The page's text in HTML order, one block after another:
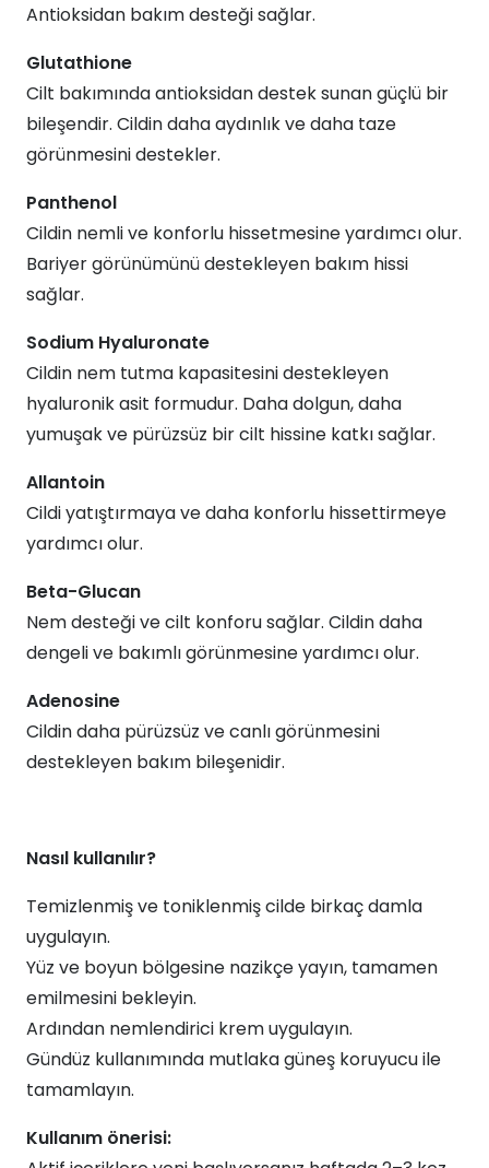
Antioksidan bakım desteği sağlar.
Glutathione
Cilt bakımında antioksidan destek sunan güçlü bir
bileşendir. Cildin daha aydınlık ve daha taze
görünmesini destekler.
Panthenol
Cildin nemli ve konforlu hissetmesine yardımcı olur.
Bariyer görünümünü destekleyen bakım hissi
sağlar.
Sodium Hyaluronate
Cildin nem tutma kapasitesini destekleyen
hyaluronik asit formudur. Daha dolgun, daha
yumuşak ve pürüzsüz bir cilt hissine katkı sağlar.
Allantoin
Cildi yatıştırmaya ve daha konforlu hissettirmeye
yardımcı olur.
Beta-Glucan
Nem desteği ve cilt konforu sağlar. Cildin daha
dengeli ve bakımlı görünmesine yardımcı olur.
Adenosine
Cildin daha pürüzsüz ve canlı görünmesini
destekleyen bakım bileşenidir.
Nasıl kullanılır?
Temizlenmiş ve toniklenmiş cilde birkaç damla
uygulayın.
Yüz ve boyun bölgesine nazikçe yayın, tamamen
emilmesini bekleyin.
Ardından nemlendirici krem uygulayın.
Gündüz kullanımında mutlaka güneş koruyucu ile
tamamlayın.
Kullanım önerisi: